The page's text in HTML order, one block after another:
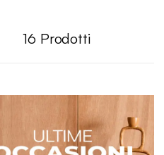
16 Prodotti